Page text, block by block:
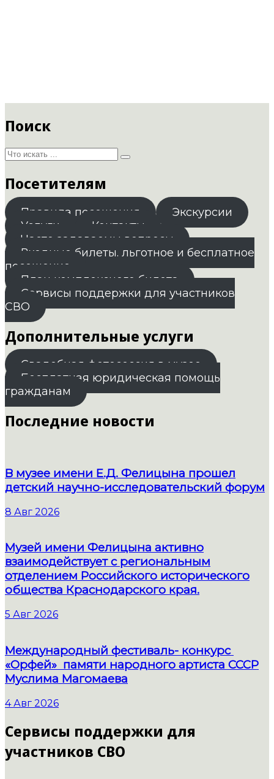
Поиск
Посетителям
Правила посещения
Экскурсии
Услуги
Контакты
Часто задаваемы вопросы
Входные билеты. льготное и бесплатное
посещение
План комплексного билета
Сервисы поддержки для участников
СВО
Дополнительные услуги
Свадебная фотосессия в музее
Бесплатная юридическая помощь
гражданам
Последние новости
В музее имени Е.Д. Фелицына прошел
детский научно-исследовательский форум
8 Авг 2026
Музей имени Фелицына активно
взаимодействует с региональным
отделением Российского исторического
общества Краснодарского края.
5 Авг 2026
Международный фестиваль- конкурс
«Орфей» памяти народного артиста СССР
Муслима Магомаева
4 Авг 2026
Сервисы поддержки для
участников СВО